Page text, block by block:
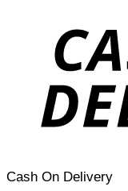
Cash On Delivery